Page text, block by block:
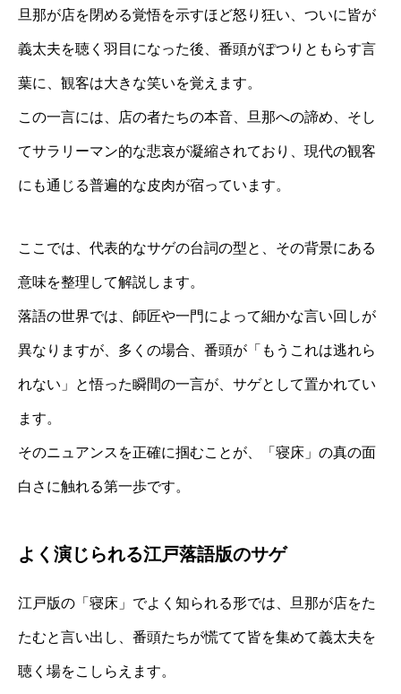
旦那が店を閉める覚悟を示すほど怒り狂い、ついに皆が
義太夫を聴く羽目になった後、番頭がぽつりともらす言
葉に、観客は大きな笑いを覚えます。
この一言には、店の者たちの本音、旦那への諦め、そし
てサラリーマン的な悲哀が凝縮されており、現代の観客
にも通じる普遍的な皮肉が宿っています。
ここでは、代表的なサゲの台詞の型と、その背景にある
意味を整理して解説します。
落語の世界では、師匠や一門によって細かな言い回しが
異なりますが、多くの場合、番頭が「もうこれは逃れら
れない」と悟った瞬間の一言が、サゲとして置かれてい
ます。
そのニュアンスを正確に掴むことが、「寝床」の真の面
白さに触れる第一歩です。
よく演じられる江戸落語版のサゲ
江戸版の「寝床」でよく知られる形では、旦那が店をた
たむと言い出し、番頭たちが慌てて皆を集めて義太夫を
聴く場をこしらえます。